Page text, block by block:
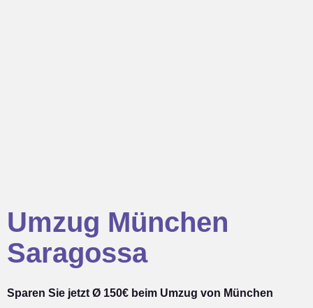
Umzug München
Saragossa
Sparen Sie jetzt Ø 150€ beim Umzug von München